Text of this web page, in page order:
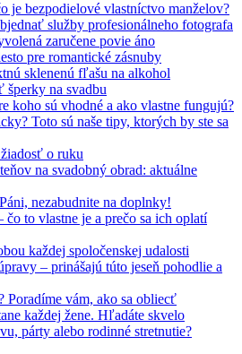
je bezpodielové vlastníctvo manželov?
služby profesionálneho fotografa
zaručene povie áno
pre romantické zásnuby
sklenenú fľašu na alkohol
šperky na svadbu
koho sú vhodné a ako vlastne fungujú?
Toto sú naše tipy, ktorých by ste sa
o ruku
na svadobný obrad: aktuálne
nezabudnite na doplnky!
čo to vlastne je a prečo sa ich oplatí
každej spoločenskej udalosti
– prinášajú túto jeseň pohodlie a
Poradíme vám, ako sa obliecť
každej žene. Hľadáte skvelo
párty alebo rodinné stretnutie?